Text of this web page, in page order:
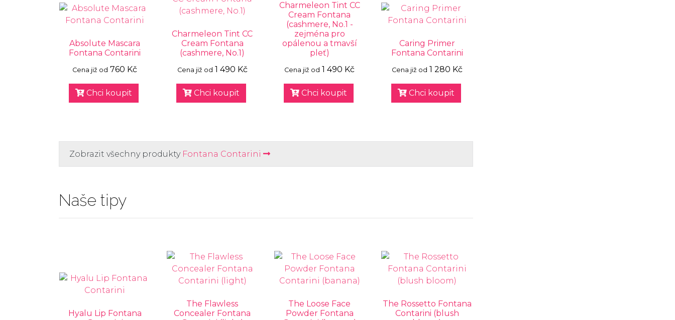
Absolute Mascara
Fontana Contarini
Cena již od 760 Kč
Chci koupit
Charmeleon Tint CC
Cream Fontana
(cashmere, No.1)
Cena již od 1 490 Kč
Chci koupit
Charmeleon Tint CC
Cream Fontana
(cashmere, No.1 -
zejména pro
opálenou a tmavší
pleť)
Cena již od 1 490 Kč
Chci koupit
Caring Primer
Fontana Contarini
Cena již od 1 280 Kč
Chci koupit
Zobrazit všechny produkty Fontana Contarini
Naše tipy
Hyalu Lip Fontana
The Flawless
Concealer Fontana
The Loose Face
Powder Fontana
The Rossetto Fontana
Contarini (blush